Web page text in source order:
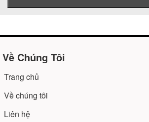
Về Chúng Tôi
Trang chủ
Về chúng tôi
Liên hệ